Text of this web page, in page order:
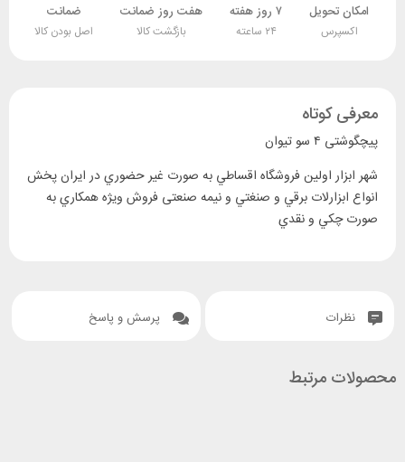
امکان تحویل
اکسپرس
۷ روز هفته
۲۴ ساعته
هفت روز ضمانت
بازگشت کالا
ضمانت
اصل بودن کالا
معرفی کوتاه
پیچگوشتی ۴ سو تیوان
‎شهر ابزار اولين فروشگاه اقساطي به صورت غير حضوري در ايران پخش
انواع ابزارلات برقي و صنغتي و نيمه صنعتی فروش ويژه همکاري به
صورت چکي و نقدي
نظرات پرسش و پاسخ
محصولات مرتبط